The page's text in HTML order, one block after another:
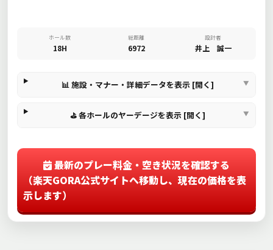
ホール数
18H
総距離
6972
設計者
井上 誠一
📊 施設・マナー・詳細データを表示 [開く]
⛳ 各ホールのヤーデージを表示 [開く]
最新のプレー料金・空き状況を確認する
（楽天GORA公式サイトへ移動し、現在の価格を表
示します）